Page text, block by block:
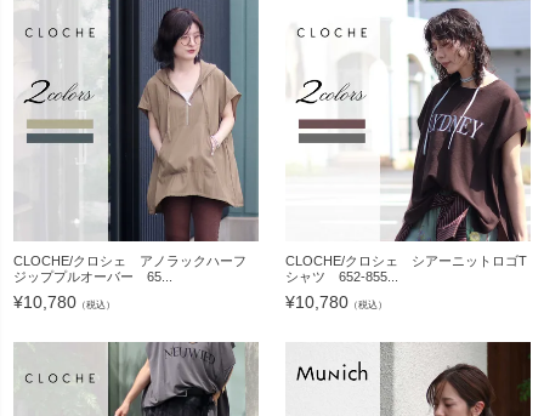
CLOCHE/クロシェ アノラックハーフ
ジッププルオーバー 65...
¥10,780 （税込）
CLOCHE/クロシェ シアーニットロゴT
シャツ 652-855...
¥10,780 （税込）